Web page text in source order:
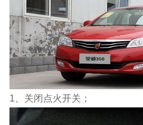
1、关闭点火开关；